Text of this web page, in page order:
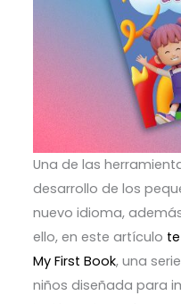
Una de las
desarrollo de los
nuevo idioma,
ello, en este artículo
My First Book, una
niños diseñada para